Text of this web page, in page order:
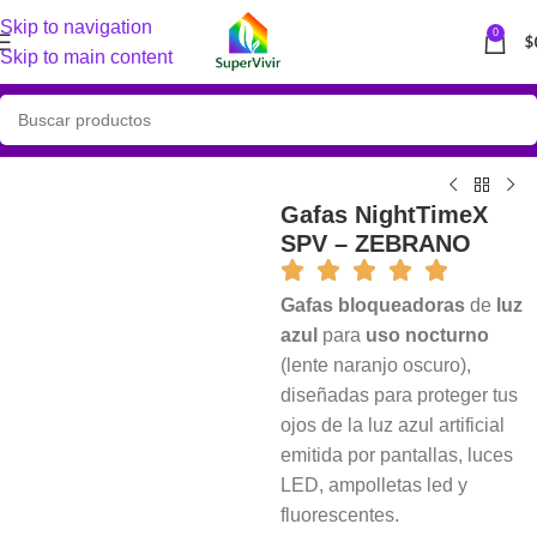
Skip to navigation
Skip to main content
0 $
Gafas NightTimeX
SPV – ZEBRANO
Gafas bloqueadoras de luz
azul para uso nocturno
(lente naranjo oscuro),
diseñadas para proteger tus
ojos de la luz azul artificial
emitida por pantallas, luces
LED, ampolletas led y
fluorescentes.